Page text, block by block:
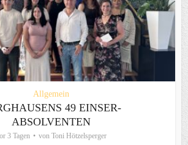
Allgemein
49 EINSER-
ABSOLVENTEN
3 Tagen von Toni Hötzelsperger